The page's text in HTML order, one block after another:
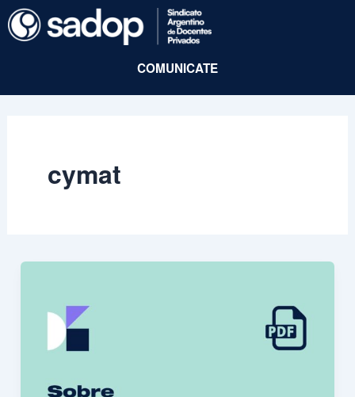
al
COMUNICATE
cymat